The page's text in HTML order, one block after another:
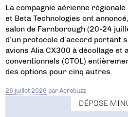
La compagnie aérienne
et Beta Technologies ont
salon de Farnborough (20-24
d’un protocole d’accord portant
avions Alia CX300 à décollage et
conventionnels (CTOL)
des options pour cinq autres.
26 juillet 2026 parAerobuzz
DÉPOSE